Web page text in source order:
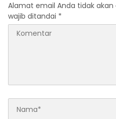
Alamat email Anda tidak akan
wajib ditandai *